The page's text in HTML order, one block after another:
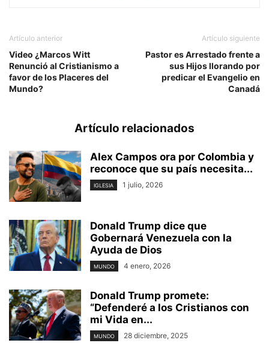
Artículo anterior
Video ¿Marcos Witt
Renunció al Cristianismo a
favor de los Placeres del
Mundo?
Artículo siguiente
Pastor es Arrestado frente a
sus Hijos llorando por
predicar el Evangelio en
Canadá
Artículo relacionados
Alex Campos ora por Colombia y
reconoce que su país necesita...
IGLESIA 1 julio, 2026
Donald Trump dice que
Gobernará Venezuela con la
Ayuda de Dios
MUNDO 4 enero, 2026
Donald Trump promete:
“Defenderé a los Cristianos con
mi Vida en...
MUNDO 28 diciembre, 2025